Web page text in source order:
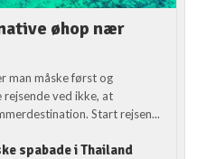
øhop nær
man måske først og
ved ikke, at
Start rejsen...
spabade i Thailand